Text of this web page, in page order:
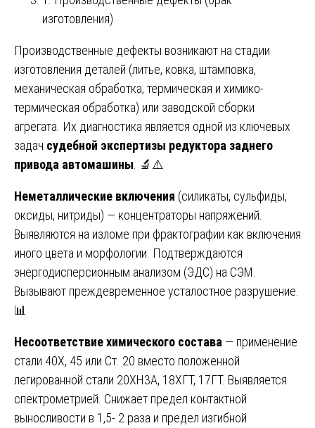
изготовления)
Производственные дефекты возникают на стадии
изготовления деталей (литье, ковка, штамповка,
механическая обработка, термическая и химико-
термическая обработка) или заводской сборки
агрегата. Их диагностика является одной из ключевых
задач судебной экспертизы редуктора заднего
привода автомашины . 🔬⚠️
Неметаллические включения (силикаты, сульфиды,
оксиды, нитриды) — концентраторы напряжений.
Выявляются на изломе при фрактографии как включения
иного цвета и морфологии. Подтверждаются
энергодисперсионным анализом (ЭДС) на СЭМ.
Вызывают преждевременное усталостное разрушение.
📊
Несоответствие химического состава — применение
стали 40Х, 45 или Ст. 20 вместо положенной
легированной стали 20ХН3А, 18ХГТ, 17ГТ. Выявляется
спектрометрией. Снижает предел контактной
выносливости в 1,5- 2 раза и предел изгибной